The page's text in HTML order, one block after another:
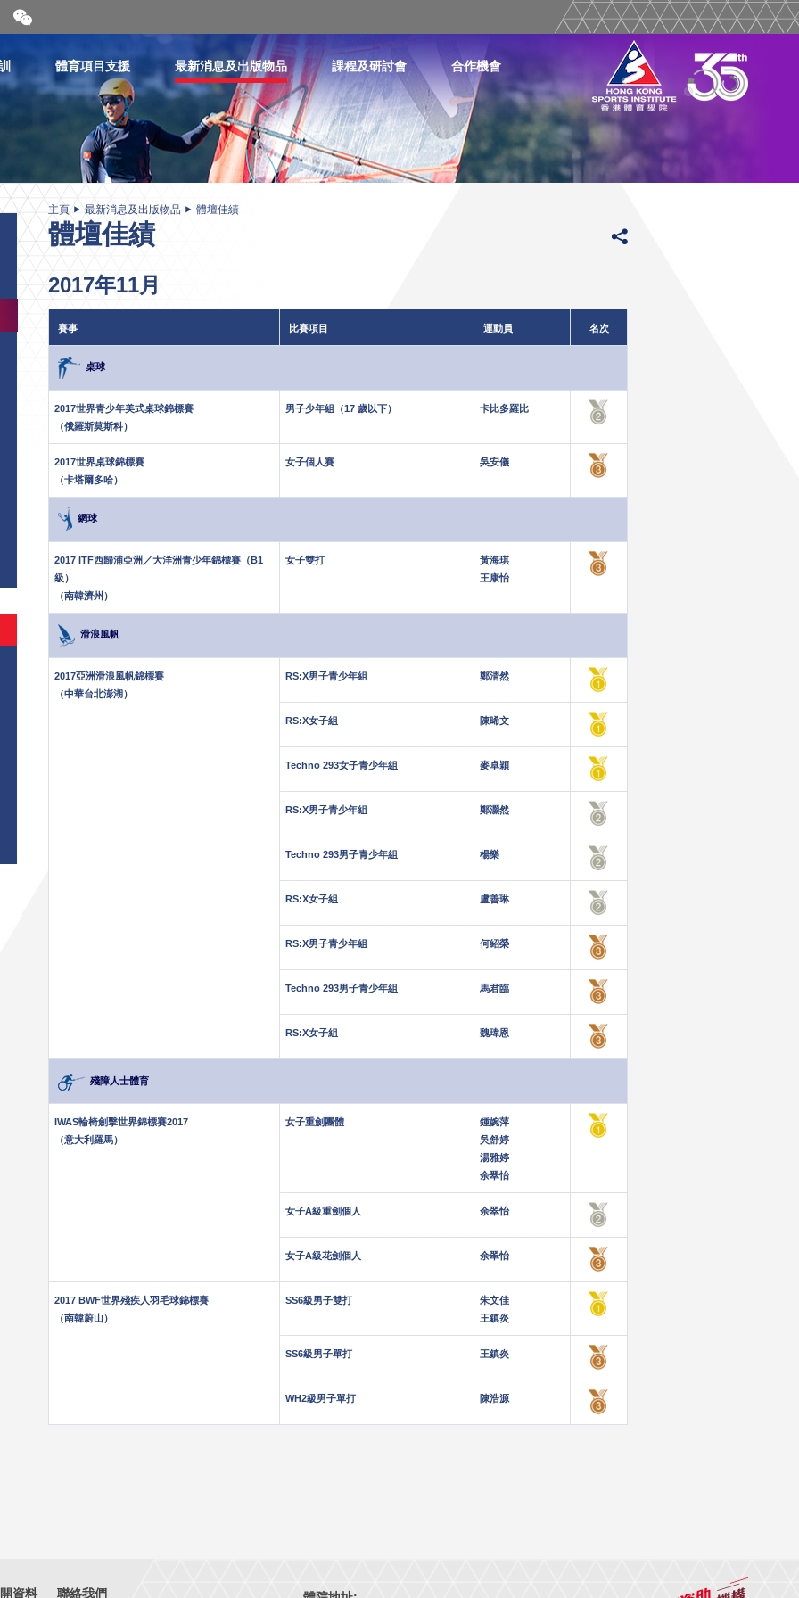
開
合
二
維
體育項目支援 最新消息及出版物品 課程及研討會 合作機會
主頁 最新消息及出版物品 體壇佳績
體壇佳績
2017年11月
賽事 比賽項目 運動員 名次
桌球
2017世界青少年美式桌球錦標賽
（俄羅斯莫斯科）
男子少年組（17 歲以下） 卡比多羅比
2017世界桌球錦標賽
（卡塔爾多哈）
女子個人賽 吳安儀
網球
2017 ITF西歸浦亞洲／大洋洲青少年錦標賽（B1
級）
（南韓濟州）
女子雙打
黃海琪
王康怡
滑浪風帆
2017亞洲滑浪風帆錦標賽
（中華台北澎湖）
RS:X男子青少年組 鄭清然
RS:X女子組 陳晞文
Techno 293女子青少年組 麥卓穎
RS:X男子青少年組 鄭灝然
Techno 293男子青少年組 楊樂
RS:X女子組 盧善琳
RS:X男子青少年組 何紹榮
Techno 293男子青少年組 馬君臨
RS:X女子組 魏瑋恩
殘障人士體育
IWAS輪椅劍擊世界錦標賽2017
（意大利羅馬）
女子重劍團體
鍾婉萍
吳舒婷
湯雅婷
余翠怡
女子A級重劍個人 余翠怡
女子A級花劍個人 余翠怡
2017 BWF世界殘疾人羽毛球錦標賽
（南韓蔚山）
SS6級男子雙打
朱文佳
王鎮炎
SS6級男子單打 王鎮炎
WH2級男子單打 陳浩源
資料 聯絡我們